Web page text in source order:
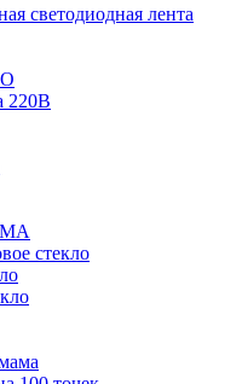
светодиодная лента
220В
стекло